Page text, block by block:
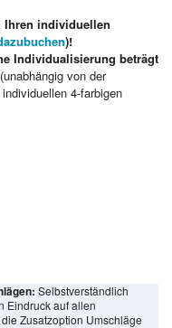
Ihren individuellen
)!
Individualisierung beträgt
(unabhängig von der
4-farbigen
Selbstverständlich
Eindruck auf allen
Zusatzoption Umschläge